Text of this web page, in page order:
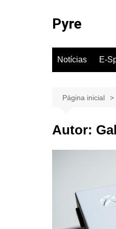
Pyre
Notícias E-
Página inicial
Autor: